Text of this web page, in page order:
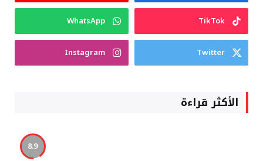
TikTok
WhatsApp
Twitter
Instagram
الأكثر قراءة
8.9